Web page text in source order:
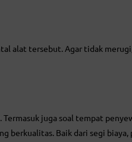
alat tersebut. Agar tidak
juga soal tempat
berkualitas. Baik dari segi